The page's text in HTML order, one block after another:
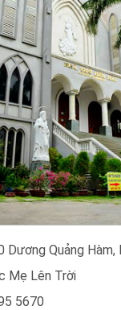
Quảng Hàm,
Mẹ Lên Trời
5670